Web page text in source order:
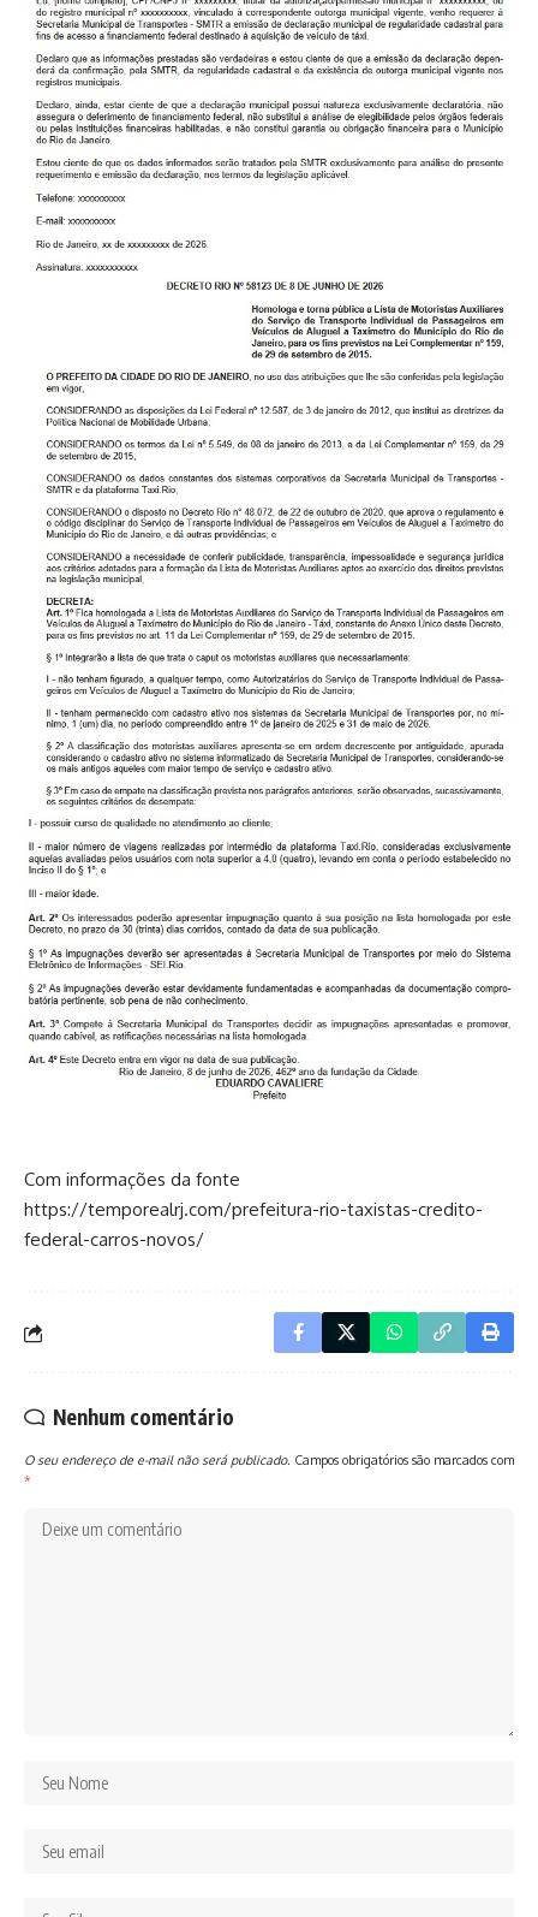
Com informações da fonte
https://temporealrj.com/prefeitura-rio-taxistas-credito-
federal-carros-novos/
Nenhum comentário
O seu endereço de e-mail não será publicado. Campos obrigatórios são marcados com
*